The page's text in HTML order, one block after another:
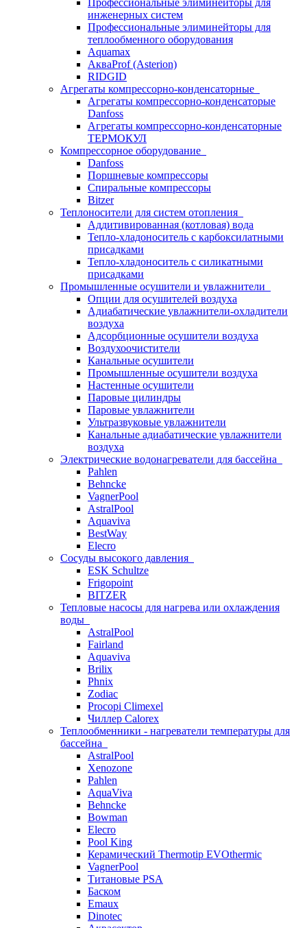
Профессиональные элиминейторы для
инженерных систем
Профессиональные элиминейторы для
теплообменного оборудования
Aquamax
АкваProf (Asterion)
RIDGID
Агрегаты компрессорно-конденсаторные
Агрегаты компрессорно-конденсаторые
Danfoss
Агрегаты компрессорно-конденсаторные
ТЕРМОКУЛ
Компрессорное оборудование
Danfoss
Поршневые компрессоры
Спиральные компрессоры
Bitzer
Теплоносители для систем отопления
Аддитивированная (котловая) вода
Тепло-хладоноситель с карбоксилатными
присадками
Тепло-хладоноситель с силикатными
присадками
Промышленные осушители и увлажнители
Опции для осушителей воздуха
Адиабатические увлажнители-охладители
воздуха
Адсорбционные осушители воздуха
Воздухоочистители
Канальные осушители
Промышленные осушители воздуха
Настенные осушители
Паровые цилиндры
Паровые увлажнители
Ультразвуковые увлажнители
Канальные адиабатические увлажнители
воздуха
Электрические водонагреватели для бассейна
Pahlen
Behncke
VagnerPool
AstralPool
Aquaviva
BestWay
Elecro
Сосуды высокого давления
ESK Schultze
Frigopoint
BITZER
Тепловые насосы для нагрева или охлаждения
воды
AstralPool
Fairland
Aquaviva
Brilix
Phnix
Zodiac
Procopi Climexel
Чиллер Calorex
Теплообменники - нагреватели температуры для
бассейна
AstralPool
Xenozone
Pahlen
AquaViva
Behncke
Bowman
Elecro
Pool King
Керамический Thermotip EVOthermic
VagnerPool
Титановые PSA
Баском
Emaux
Dinotec